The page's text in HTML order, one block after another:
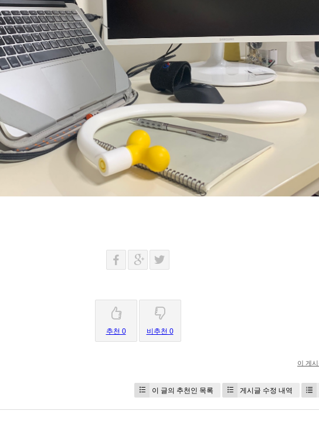
추천 0 비추천 0
이 게
이 글의 추천인 목록 게시글 수정 내역